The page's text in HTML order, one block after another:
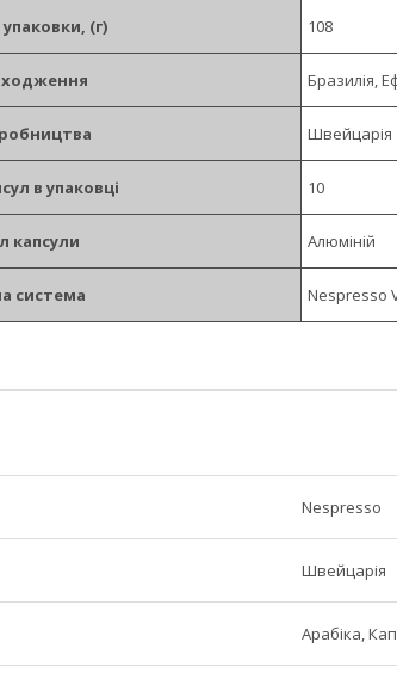
(г) 108
Бразилія,
Швейцарія
в упаковці 10
капсули Алюміній
система Nespresso
Nespresso
Швейцарія
Арабіка,